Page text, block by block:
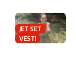
JET SET
VESTI